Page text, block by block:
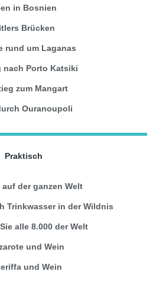
in Bosnien
Brücken
rund um Laganas
nach Porto Katsiki
zum Mangart
Ouranoupoli
Praktisch
der ganzen Welt
Trinkwasser in der Wildnis
alle 8.000 der Welt
und Wein
und Wein